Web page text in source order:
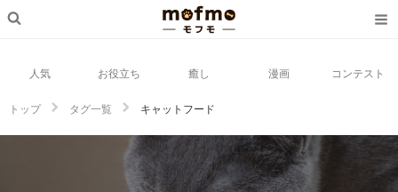
人気 お役立ち 癒し 漫画 コンテスト
トップ タグ一覧 キャットフード